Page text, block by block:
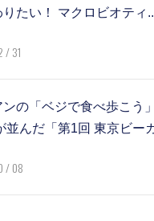
たい！ マクロビオティ
/ 31
の「ベジで食べ歩こう
並んだ「第1回 東京ビー
/ 08